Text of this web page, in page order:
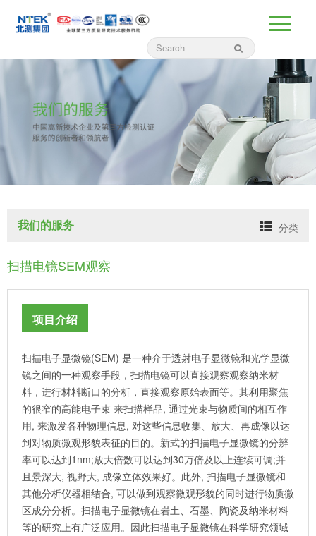
我们的服务 分类
扫描电镜SEM观察
项目介绍
扫描电子显微镜(SEM) 是一种介于透射电子显微镜和光学显微
镜之间的一种观察手段，扫描电镜可以直接观察观察纳米材
料，进行材料断口的分析，直接观察原始表面等。其利用聚焦
的很窄的高能电子束 来扫描样品, 通过光束与物质间的相互作
用, 来激发各种物理信息, 对这些信息收集、放大、再成像以达
到对物质微观形貌表征的目的。新式的扫描电子显微镜的分辨
率可以达到1nm;放大倍数可以达到30万倍及以上连续可调;并
且景深大, 视野大, 成像立体效果好。此外, 扫描电子显微镜和
其他分析仪器相结合, 可以做到观察微观形貌的同时进行物质微
区成分分析。扫描电子显微镜在岩土、石墨、陶瓷及纳米材料
等的研究上有广泛应用。因此扫描电子显微镜在科学研究领域